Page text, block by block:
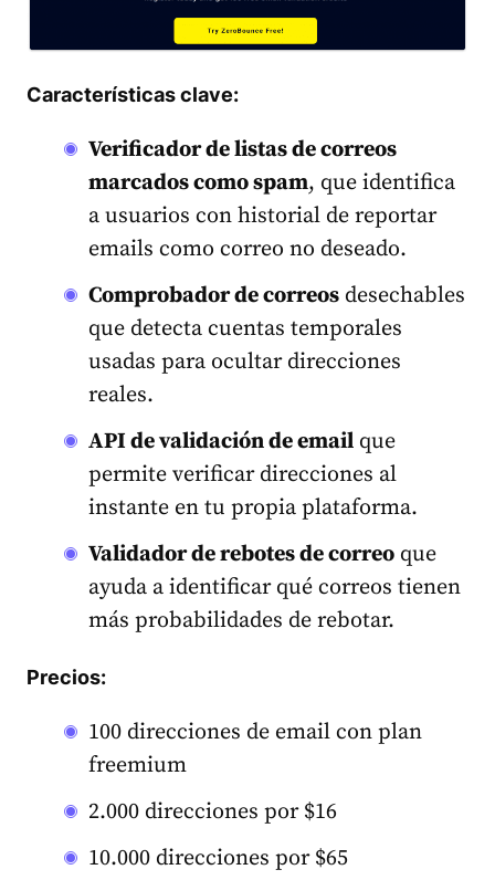
Características clave:
Verificador de listas de correos
marcados como spam, que identifica
a usuarios con historial de reportar
emails como correo no deseado.
Comprobador de correos desechables
que detecta cuentas temporales
usadas para ocultar direcciones
reales.
API de validación de email que
permite verificar direcciones al
instante en tu propia plataforma.
Validador de rebotes de correo que
ayuda a identificar qué correos tienen
más probabilidades de rebotar.
Precios:
100 direcciones de email con plan
freemium
2.000 direcciones por $16
10.000 direcciones por $65